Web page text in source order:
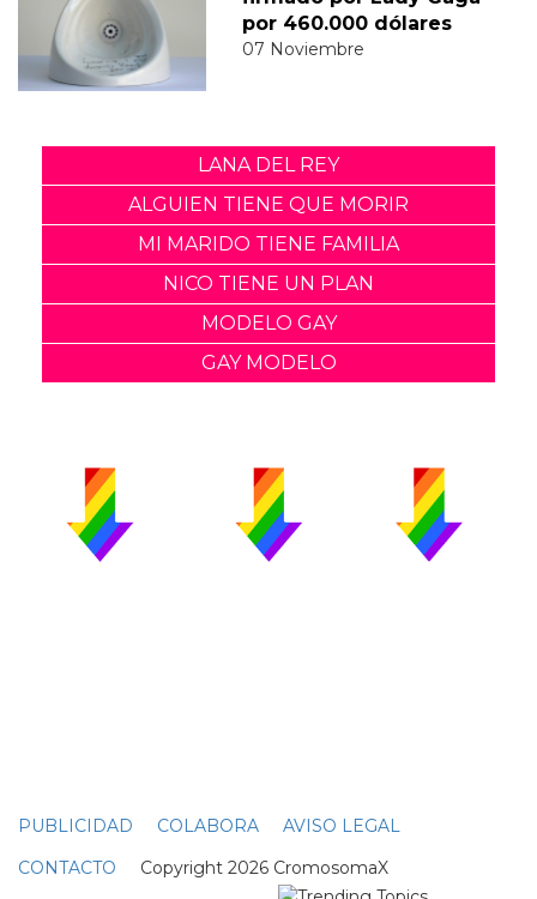
por 460.000 dólares
07 Noviembre
LANA DEL REY
ALGUIEN TIENE QUE MORIR
MI MARIDO TIENE FAMILIA
NICO TIENE UN PLAN
MODELO GAY
GAY MODELO
PUBLICIDAD COLABORA
AVISO LEGAL
CONTACTO Copyright 2026 CromosomaX